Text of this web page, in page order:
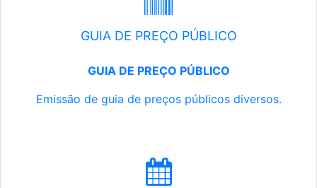
GUIA DE PREÇO PÚBLICO
GUIA DE PREÇO PÚBLICO
Emissão de guia de preços públicos diversos.